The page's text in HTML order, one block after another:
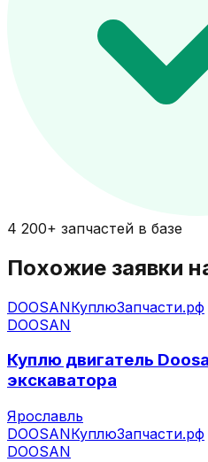
4 200+ запчастей в базе
Похожие заявки
DOOSANКуплюЗапчасти.рф
DOOSAN
Куплю двигатель
экскаватора
Ярославль
DOOSANКуплюЗапчасти.рф
DOOSAN